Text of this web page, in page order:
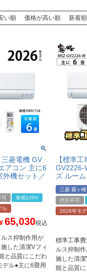
い順 価格が高い順 新着順
菱電機 GV
アコン 主に6
機セット／
可
単相100V
ル
¥ 65,030税込
ス抑制作用が
した清潔Vフィ
と品質にこだわ
デル●主に6畳用
【標準
GV2226-
ズ ルー
三菱 霧ヶ峰
代引不可
2026年モ
標準工事
ルス抑制
施した清
能と品質